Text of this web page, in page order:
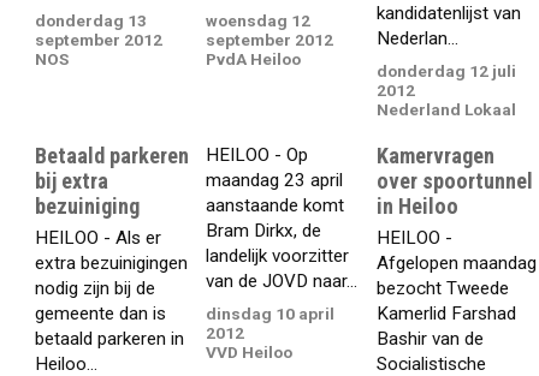
donderdag 13
september 2012
NOS
woensdag 12
september 2012
PvdA Heiloo
kandidatenlijst van
Nederlan...
donderdag 12 juli
2012
Nederland Lokaal
Betaald parkeren
bij extra
bezuiniging
HEILOO - Als er
extra bezuinigingen
nodig zijn bij de
gemeente dan is
betaald parkeren in
Heiloo...
HEILOO - Op
maandag 23 april
aanstaande komt
Bram Dirkx, de
landelijk voorzitter
van de JOVD naar...
dinsdag 10 april
2012
VVD Heiloo
Kamervragen
over spoortunnel
in Heiloo
HEILOO -
Afgelopen maandag
bezocht Tweede
Kamerlid Farshad
Bashir van de
Socialistische